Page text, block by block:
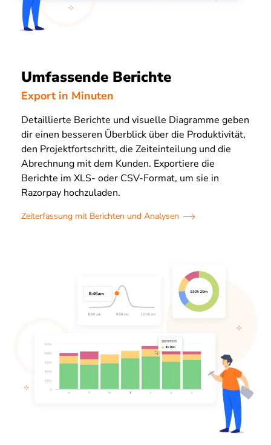
Umfassende Berichte
Export in Minuten
Detaillierte Berichte und visuelle Diagramme geben
dir einen besseren Überblick über die Produktivität,
den Projektfortschritt, die Zeiteinteilung und die
Abrechnung mit dem Kunden. Exportiere die
Berichte im XLS- oder CSV-Format, um sie in
Razorpay hochzuladen.
Zeiterfassung mit Berichten und Analysen